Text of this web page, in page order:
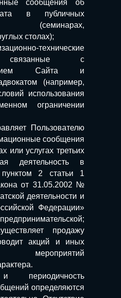
сообщения об
в публичных
(семинарах,
столах);
технические
связанные с
Сайта и
(например,
использования
ограничении
Пользователю
сообщения
или услугах третьих
деятельность в
пунктом 2 статьи 1
от 31.05.2002 №
деятельности и
Федерации»
продажу
акций и иных
мероприятий
периодичность
определяются